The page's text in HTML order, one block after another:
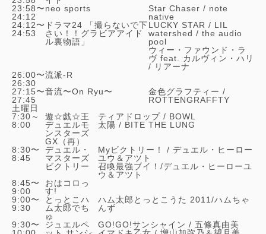
23:58〜
24:12
neo sports Star Chaser / note
native
24:12〜
24:53
ドラマ24 「撮らないで下
さい！！グラビアアイド
ル裏物語」
LUCKY STAR / LIL
watershed / the audio
pool
ウィー・ファウンド・ラ
ヴ feat. カルヴィン・ハリ
/ リアーナ
26:00〜
26:30
流派-R
27:15〜
27:45
音流〜On Ryu〜
金色グラフティー /
ROTTENGRAFFTY
土曜日
7:30～
8:00
遊☆戯☆王
デュエルモ
ンスターズ
GX（再）
ティアドロップ / BOWL
太陽 / BITE THE LUNG
8:30〜
8:45
デュエル・
マスターズ
ビクトリー
Myビクトリー！ / デュエル・ヒーロー
ユウ＆アツト
召喚最強ブイ！/デュエル・ヒーローユ
ウ＆アツト
8:45〜
9:00
おはコロっ
す!
9:00〜
9:30
とっとこハ
ム太郎でち
ゅ
ハム太郎とっとこうた 2011/ハムちゃ
んず
9:30〜
ジュエルペ
GO!GO!サンシャイン / 五條真由美